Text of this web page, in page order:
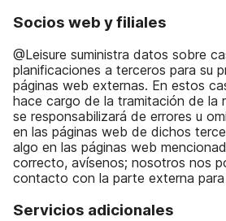
Socios web y filiales
@Leisure suministra datos sobre
planificaciones a terceros para su
páginas web externas. En estos
hace cargo de la tramitación de la
se responsabilizará de errores u
en las páginas web de dichos
algo en las páginas web
correcto, avísenos; nosotros nos
contacto con la parte externa para
Servicios adicionales